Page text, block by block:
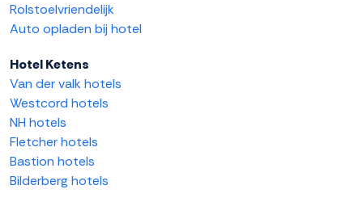
Rolstoelvriendelijk
Auto opladen bij hotel
Hotel Ketens
Van der valk hotels
Westcord hotels
NH hotels
Fletcher hotels
Bastion hotels
Bilderberg hotels